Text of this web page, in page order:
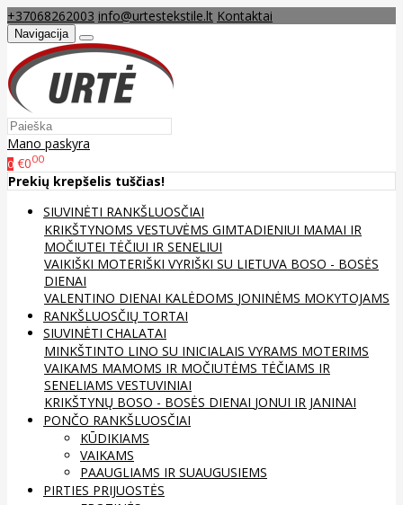
+37068262003 info@urtestekstile.lt Kontaktai
Navigacija
Mano paskyra
0 €000
Prekių krepšelis tuščias!
SIUVINĖTI RANKŠLUOSČIAI
KRIKŠTYNOMS VESTUVĖMS GIMTADIENIUI MAMAI IR
MOČIUTEI TĖČIUI IR SENELIUI
VAIKIŠKI MOTERIŠKI VYRIŠKI SU LIETUVA BOSO - BOSĖS
DIENAI
VALENTINO DIENAI KALĖDOMS JONINĖMS MOKYTOJAMS
RANKŠLUOSČIŲ TORTAI
SIUVINĖTI CHALATAI
MINKŠTINTO LINO SU INICIALAIS VYRAMS MOTERIMS
VAIKAMS MAMOMS IR MOČIUTĖMS TĖČIAMS IR
SENELIAMS VESTUVINIAI
KRIKŠTYNŲ BOSO - BOSĖS DIENAI JONUI IR JANINAI
PONČO RANKŠLUOSČIAI
KŪDIKIAMS
VAIKAMS
PAAUGLIAMS IR SUAUGUSIEMS
PIRTIES PRIJUOSTĖS